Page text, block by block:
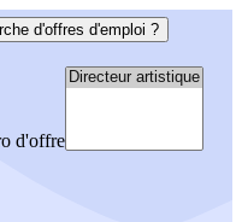
d'offres d'emploi ?
d'offre